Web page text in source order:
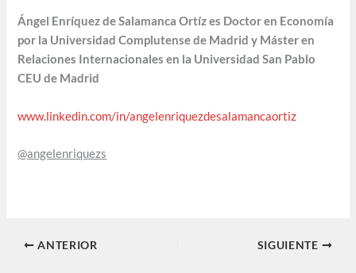
Ángel Enríquez de Salamanca Ortíz es Doctor en Economía
por la Universidad Complutense de Madrid y Máster en
Relaciones Internacionales en la Universidad San Pablo
CEU de Madrid
www.linkedin.com/in/angelenriquezdesalamancaortiz
@angelenriquezs
ANTERIOR SIGUIENTE